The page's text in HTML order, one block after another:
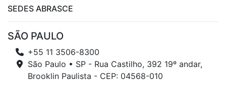
SEDES ABRASCE
SÃO PAULO
+55 11 3506-8300
São Paulo • SP - Rua Castilho, 392 19º andar,
Brooklin Paulista - CEP: 04568-010